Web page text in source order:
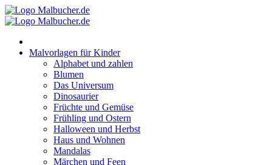
Zum
Inhalt
Malvorlagen für Kinder
Alphabet und zahlen
Blumen
Das Universum
Dinosaurier
Früchte und Gemüse
Frühling und Ostern
Halloween und Herbst
Haus und Wohnen
Mandalas
Märchen und Feen